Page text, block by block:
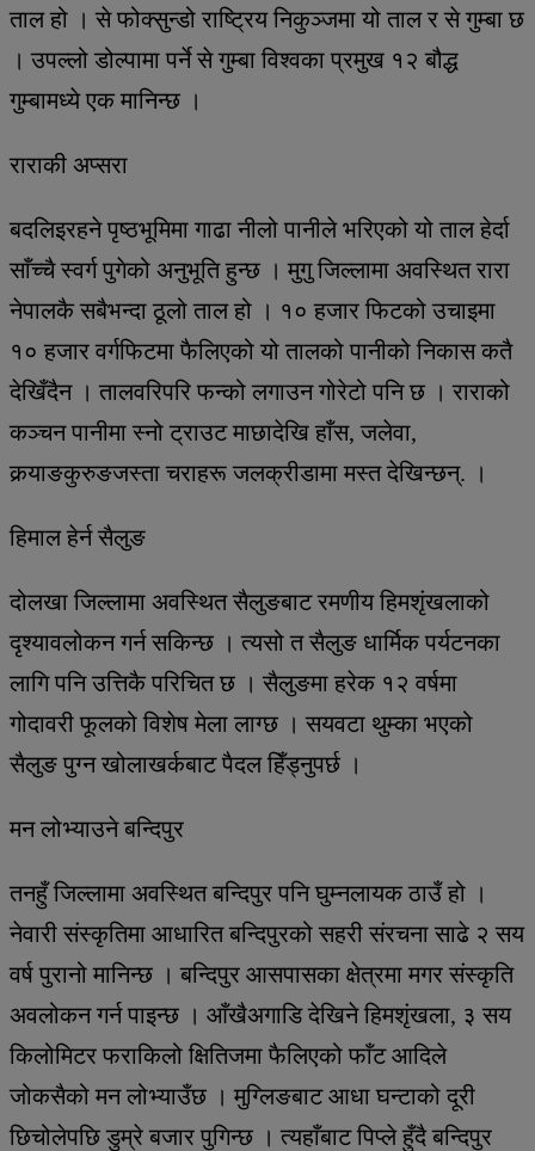
ताल हो । से फोक्सुन्डो राष्ट्रिय निकुञ्जमा यो ताल र से गुम्बा छ
। उपल्लो डोल्पामा पर्ने से गुम्बा विश्वका प्रमुख १२ बौद्ध
गुम्बामध्ये एक मानिन्छ ।
राराकी अप्सरा
बदलिइरहने पृष्ठभूमिमा गाढा नीलो पानीले भरिएको यो ताल हेर्दा
साँच्चै स्वर्ग पुगेको अनुभूति हुन्छ । मुगु जिल्लामा अवस्थित रारा
नेपालकै सबैभन्दा ठूलो ताल हो । १० हजार फिटको उचाइमा
१० हजार वर्गफिटमा फैलिएको यो तालको पानीको निकास कतै
देखिँदैन । तालवरिपरि फन्को लगाउन गोरेटो पनि छ । राराको
कञ्चन पानीमा स्नो ट्राउट माछादेखि हाँस, जलेवा,
कर्‍याङकुरुङजस्ता चराहरू जलक्रीडामा मस्त देखिन्छन्. ।
हिमाल हेर्न सैलुङ
दोलखा जिल्लामा अवस्थित सैलुङबाट रमणीय हिमशृंखलाको
दृश्यावलोकन गर्न सकिन्छ । त्यसो त सैलुङ धार्मिक पर्यटनका
लागि पनि उत्तिकै परिचित छ । सैलुङमा हरेक १२ वर्षमा
गोदावरी फूलको विशेष मेला लाग्छ । सयवटा थुम्का भएको
सैलुङ पुग्न खोलाखर्कबाट पैदल हिँड्नुपर्छ ।
मन लोभ्याउने बन्दिपुर
तनहुँ जिल्लामा अवस्थित बन्दिपुर पनि घुम्नलायक ठाउँ हो ।
नेवारी संस्कृतिमा आधारित बन्दिपुरको सहरी संरचना साढे २ सय
वर्ष पुरानो मानिन्छ । बन्दिपुर आसपासका क्षेत्रमा मगर संस्कृति
अवलोकन गर्न पाइन्छ । आँखैअगाडि देखिने हिमशृंखला, ३ सय
किलोमिटर फराकिलो क्षितिजमा फैलिएको फाँट आदिले
जोकसैको मन लोभ्याउँछ । मुग्लिङबाट आधा घन्टाको दूरी
छिचोलेपछि डुम्रे बजार पुगिन्छ । त्यहाँबाट पिप्ले हुँदै बन्दिपुर